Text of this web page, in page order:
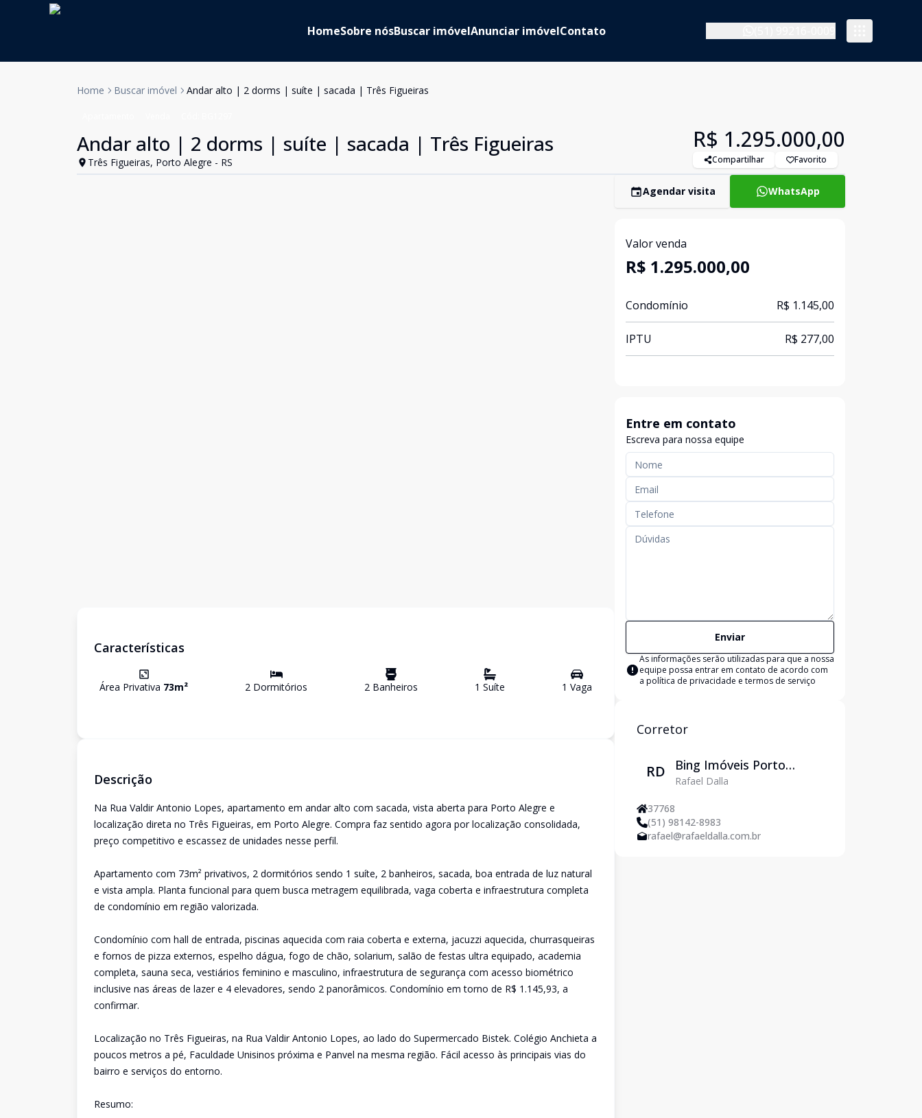
HomeSobre nósBuscar imóvelAnunciar imóvelContato
Home Buscar imóvel Andar alto | 2 dorms | suíte | sacada | Três Figueiras
Andar alto | 2 dorms | suíte | sacada | Três Figueiras
Três Figueiras, Porto Alegre - RS
R$ 1.295.000,00
Compartilhar Favorito
Características
Área Privativa 73m² 2 Dormitórios 2 Banheiros 1 Suíte 1 Vaga
Descrição
Na Rua Valdir Antonio Lopes, apartamento em andar alto com sacada, vista aberta para Porto Alegre e
localização direta no Três Figueiras, em Porto Alegre. Compra faz sentido agora por localização consolidada,
preço competitivo e escassez de unidades nesse perfil.
Apartamento com 73m² privativos, 2 dormitórios sendo 1 suíte, 2 banheiros, sacada, boa entrada de luz natural
e vista ampla. Planta funcional para quem busca metragem equilibrada, vaga coberta e infraestrutura completa
de condomínio em região valorizada.
Condomínio com hall de entrada, piscinas aquecida com raia coberta e externa, jacuzzi aquecida, churrasqueiras
e fornos de pizza externos, espelho dágua, fogo de chão, solarium, salão de festas ultra equipado, academia
completa, sauna seca, vestiários feminino e masculino, infraestrutura de segurança com acesso biométrico
inclusive nas áreas de lazer e 4 elevadores, sendo 2 panorâmicos. Condomínio em torno de R$ 1.145,93, a
confirmar.
Localização no Três Figueiras, na Rua Valdir Antonio Lopes, ao lado do Supermercado Bistek. Colégio Anchieta a
poucos metros a pé, Faculdade Unisinos próxima e Panvel na mesma região. Fácil acesso às principais vias do
bairro e serviços do entorno.
Resumo:
Agendar visita WhatsApp
Valor venda
R$ 1.295.000,00
Condomínio R$ 1.145,00
IPTU R$ 277,00
Entre em contato
Escreva para nossa equipe
Enviar
As informações serão utilizadas para que a nossa
equipe possa entrar em contato de acordo com
a política de privacidade e termos de serviço
Corretor
RD
Bing Imóveis Porto
Alegre
Rafael Dalla
37768
(51) 98142-8983
rafael@rafaeldalla.com.br